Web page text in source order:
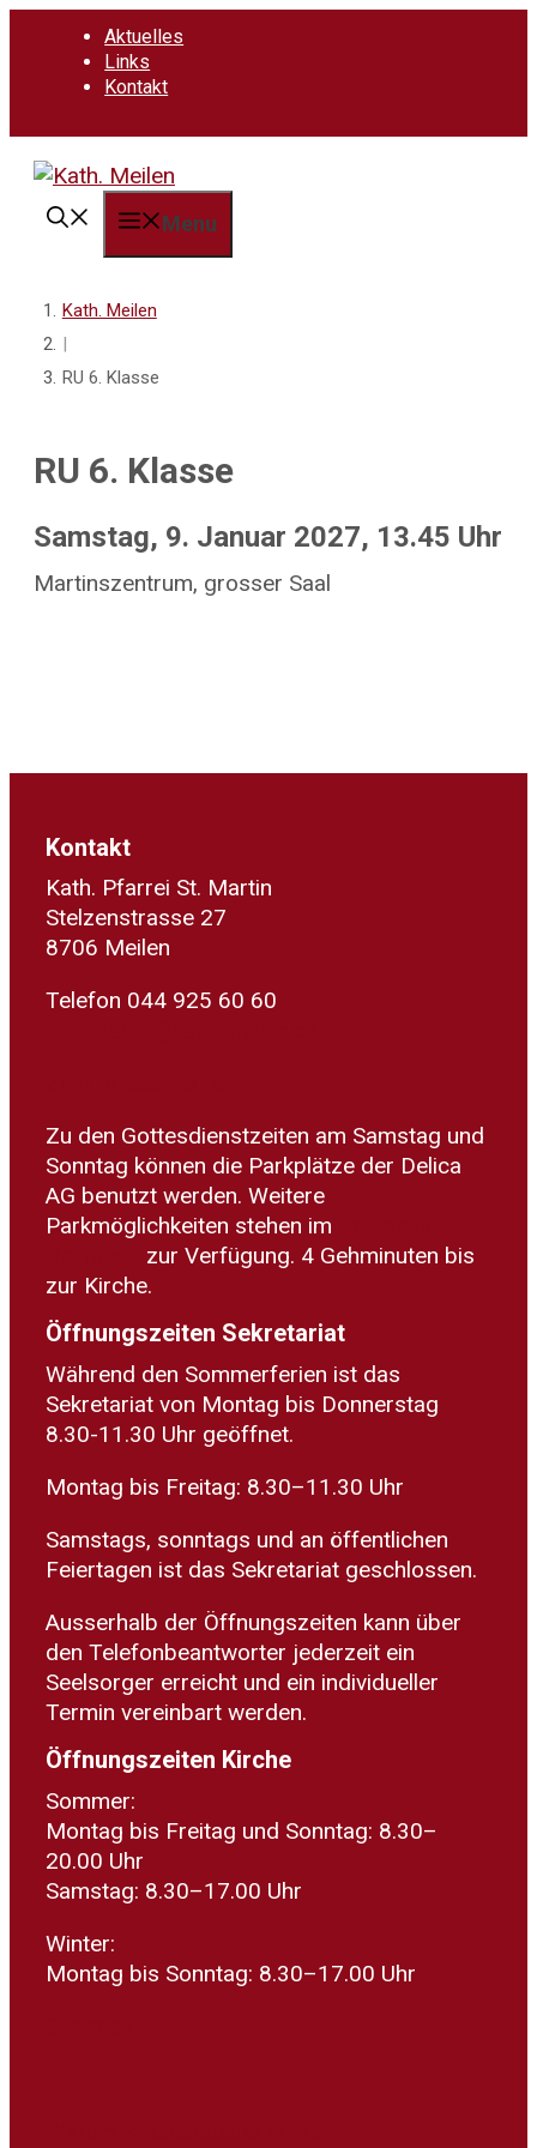
Aktuelles
Links
Kontakt
Menu
Kath. Meilen
|
RU 6. Klasse
RU 6. Klasse
Samstag, 9. Januar 2027, 13.45 Uhr
Martinszentrum, grosser Saal
Kontakt
Kath. Pfarrei St. Martin
Stelzenstrasse 27
8706 Meilen
Telefon 044 925 60 60
Zu den Gottesdienstzeiten am Samstag und
Sonntag können die Parkplätze der Delica
AG benutzt werden. Weitere
Parkmöglichkeiten stehen im
zur Verfügung. 4 Gehminuten bis
zur Kirche.
Öffnungszeiten Sekretariat
Während den Sommerferien ist das
Sekretariat von Montag bis Donnerstag
8.30-11.30 Uhr geöffnet.
Montag bis Freitag: 8.30–11.30 Uhr
Samstags, sonntags und an öffentlichen
Feiertagen ist das Sekretariat geschlossen.
Ausserhalb der Öffnungszeiten kann über
den Telefonbeantworter jederzeit ein
Seelsorger erreicht und ein individueller
Termin vereinbart werden.
Öffnungszeiten Kirche
Sommer:
Montag bis Freitag und Sonntag: 8.30–
20.00 Uhr
Samstag: 8.30–17.00 Uhr
Winter:
Montag bis Sonntag: 8.30–17.00 Uhr